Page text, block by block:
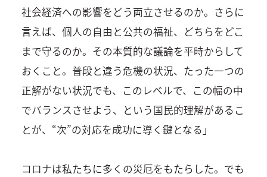
社会経済への影響をどう両立させるのか。さらに
言えば、個人の自由と公共の福祉、どちらをどこ
まで守るのか。その本質的な議論を平時からして
おくこと。普段と違う危機の状況、たった一つの
正解がない状況でも、このレベルで、この幅の中
でバランスさせよう、という国民的理解があるこ
とが、“次”の対応を成功に導く鍵となる」
コロナは私たちに多くの災厄をもたらした。でも